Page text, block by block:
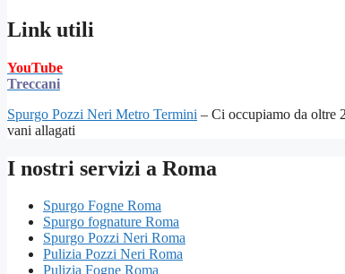
Link utili
YouTube
Treccani
Spurgo Pozzi Neri Metro Termini – Ci occupiamo da oltre
vani allagati
I nostri servizi a Roma
Spurgo Fogne Roma
Spurgo fognature Roma
Spurgo Pozzi Neri Roma
Pulizia Pozzi Neri Roma
Pulizia Fogne Roma